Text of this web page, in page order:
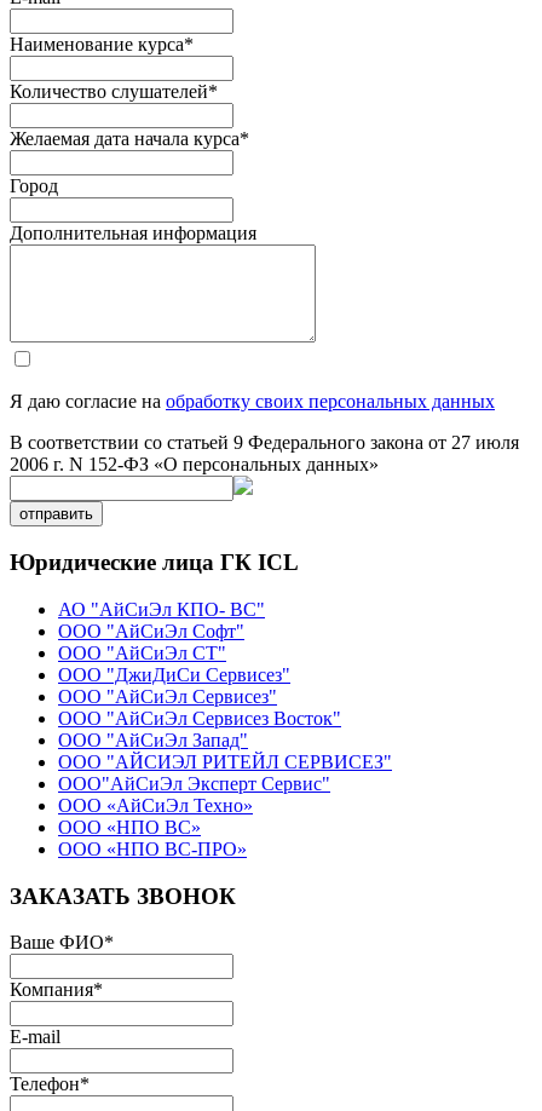
Наименование курса*
Количество слушателей*
Желаемая дата начала курса*
Город
Дополнительная информация
Я даю согласие на обработку своих персональных данных
В соответствии со статьей 9 Федерального закона от 27 июля
2006 г. N 152-ФЗ «О персональных данных»
отправить
Юридические лица ГК ICL
АО "АйСиЭл КПО- ВС"
ООО "АйСиЭл Софт"
ООО "АйСиЭл СТ"
ООО "ДжиДиСи Сервисез"
ООО "АйСиЭл Сервисез"
ООО "АйСиЭл Сервисез Восток"
ООО "АйСиЭл Запад"
ООО "АЙСИЭЛ РИТЕЙЛ СЕРВИСЕЗ"
ООО"АйСиЭл Эксперт Сервис"
ООО «АйСиЭл Техно»
ООО «НПО ВС»
ООО «НПО ВС-ПРО»
ЗАКАЗАТЬ ЗВОНОК
Ваше ФИО*
Компания*
E-mail
Телефон*